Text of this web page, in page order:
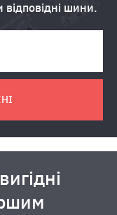
шини.